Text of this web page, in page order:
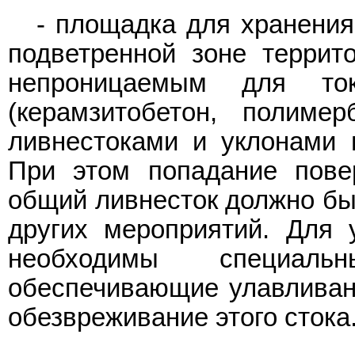
- площадка для
подветренной зоне
непроницаемым для
(керамзитобетон,
ливнестоками и уклонами
При этом попадание
общий ливнесток должно
других мероприятий. Для
необходимы
обеспечивающие
обезвреживание этого